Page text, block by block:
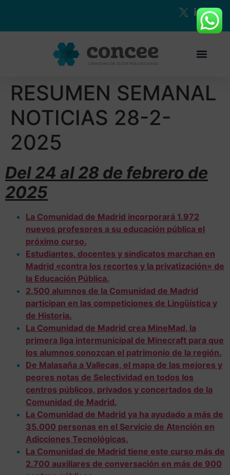
RESUMEN SEMANAL
NOTICIAS 28-2-
2025
Del 24 al 28 de febrero de
2025
La Comunidad de Madrid incorporará 1.972
nuevos profesores a su educación pública el
próximo curso.
Estudiantes, docentes y sindicatos marchan en
Madrid «contra los recortes y la privatización» de
la Educación Pública.
2.500 alumnos de la Comunidad de Madrid
participan en las competiciones de Lingüística y
de Historia.
La Comunidad de Madrid crea MineMad, la
primera liga intermunicipal de Minecraft para que
los alumnos conozcan el patrimonio de la región.
De Malasaña a Vallecas, el mapa de las mejores y
peores notas de Selectividad en todos los
centros públicos, privados y concertados de la
Comunidad de Madrid.
La Comunidad de Madrid ya ha ayudado a más de
35.000 personas en el Servicio de Atención en
Adicciones Tecnológicas.
La Comunidad de Madrid tiene este curso más de
2.700 auxiliares de conversación en más de 900